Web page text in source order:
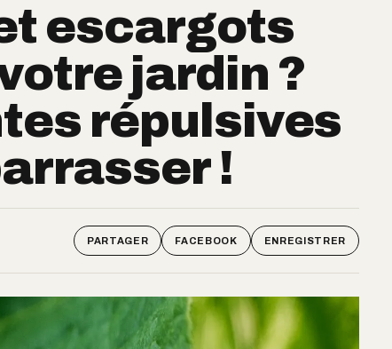
escargots
jardin ?
répulsives
!
PARTAGER FACEBOOK ENREGISTRER